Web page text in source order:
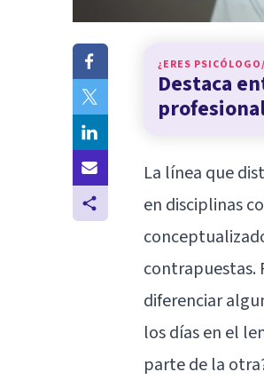
¿ERES
Destaca
La línea que
en disciplinas
contrapuestas.
diferenciar
los días en el
parte de la